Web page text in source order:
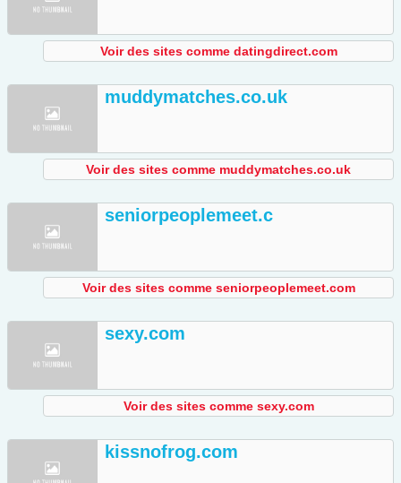
Voir des sites comme datingdirect.com
muddymatches.co.uk
Voir des sites comme muddymatches.co.uk
seniorpeoplemeet.c
Voir des sites comme seniorpeoplemeet.com
sexy.com
Voir des sites comme sexy.com
kissnofrog.com